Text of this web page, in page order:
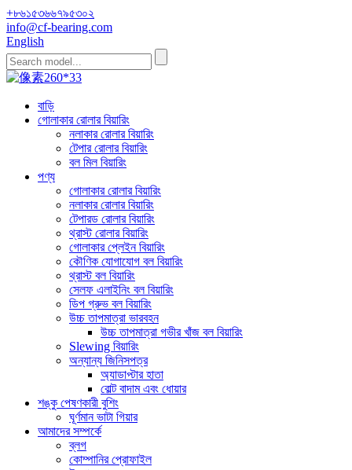
+৮৬১৫৩৬৬৭৯৫৩০২
info@cf-bearing.com
English
বাড়ি
গোলাকার রোলার বিয়ারিং
নলাকার রোলার বিয়ারিং
টেপার রোলার বিয়ারিং
বল মিল বিয়ারিং
পণ্য
গোলাকার রোলার বিয়ারিং
নলাকার রোলার বিয়ারিং
টেপারড রোলার বিয়ারিং
থ্রাস্ট রোলার বিয়ারিং
গোলাকার প্লেইন বিয়ারিং
কৌণিক যোগাযোগ বল বিয়ারিং
থ্রাস্ট বল বিয়ারিং
সেলফ এলাইনিং বল বিয়ারিং
ডিপ গ্রুভ বল বিয়ারিং
উচ্চ তাপমাত্রা ভারবহন
উচ্চ তাপমাত্রা গভীর খাঁজ বল বিয়ারিং
Slewing বিয়ারিং
অন্যান্য জিনিসপত্র
অ্যাডাপ্টার হাতা
বোল্ট বাদাম এবং ধোয়ার
শঙ্কু পেষণকারী বুশিং
ঘূর্ণমান ভাটা গিয়ার
আমাদের সম্পর্কে
ব্লগ
কোম্পানির প্রোফাইল